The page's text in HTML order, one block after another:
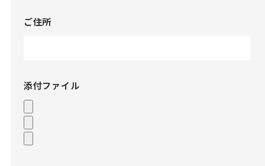
ご住所
添付ファイル